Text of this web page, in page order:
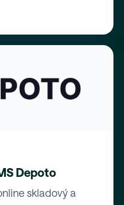
Depoto
skladový a